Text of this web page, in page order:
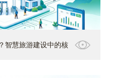
智慧旅游建设中的核